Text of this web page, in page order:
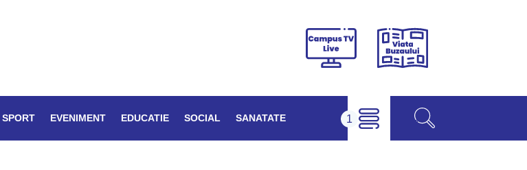
Campus
Viața
SPORT EVENIMENT EDUCATIE SOCIAL SANATATE